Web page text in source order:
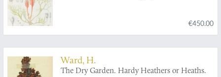
€450.00
Ward, H.
The Dry Garden. Hardy Heathers or Heaths.